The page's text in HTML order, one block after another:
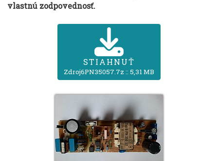
vlastnú zodpovednosť.
STIAHNUŤ
Zdroj6PN35057.7z :: 5,31 MB